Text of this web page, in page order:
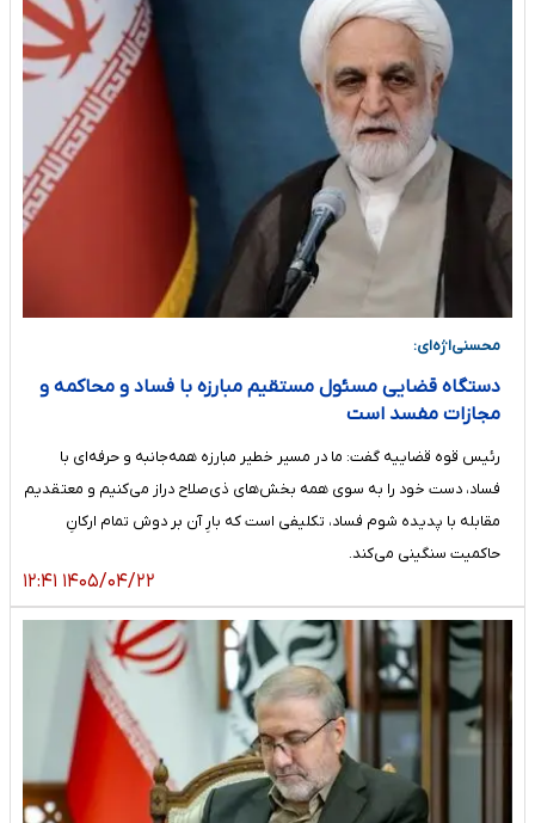
محسنی‌اژه‌ای:
دستگاه قضایی مسئول مستقیم مبارزه با فساد و محاکمه و
مجازات مفسد است
رئیس قوه قضاییه گفت: ما در مسیر خطیر مبارزه‌ همه‌جانبه و حرفه‌ای با
فساد، دست خود را به سوی همه بخش‌های ذی‌صلاح دراز می‌کنیم و معتقدیم
مقابله با پدیده‌ شوم فساد، تکلیفی است که بارِ آن بر دوش تمام ارکانِ
حاکمیت سنگینی می‌کند.
۱۴۰۵/۰۴/۲۲ ۱۲:۴۱